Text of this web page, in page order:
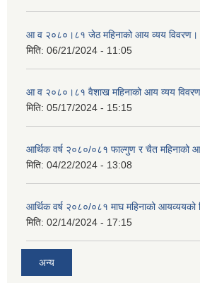
आ व २०८०।८१ जेठ महिनाको आय व्यय विवरण।
मिति: 06/21/2024 - 11:05
आ व २०८०।८१ वैशाख महिनाको आय व्यय
मिति: 05/17/2024 - 15:15
आर्थिक वर्ष २०८०/०८१ फाल्गुण र चैत महिनाको
मिति: 04/22/2024 - 13:08
आर्थिक वर्ष २०८०/०८१ माघ महिनाको आयव्ययको
मिति: 02/14/2024 - 17:15
अन्य